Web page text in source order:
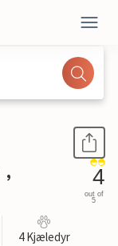
,
4
out of
5
4 Kjæledyr